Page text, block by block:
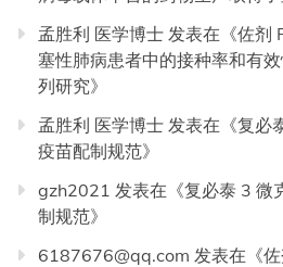
孟胜利 医学博士 发表在《佐剂
塞性肺病患者中的接种率和有
列研究》
孟胜利 医学博士 发表在《复必
疫苗配制规范》
gzh2021 发表在《复必泰 3 微
制规范》
6187676@qq.com 发表在《